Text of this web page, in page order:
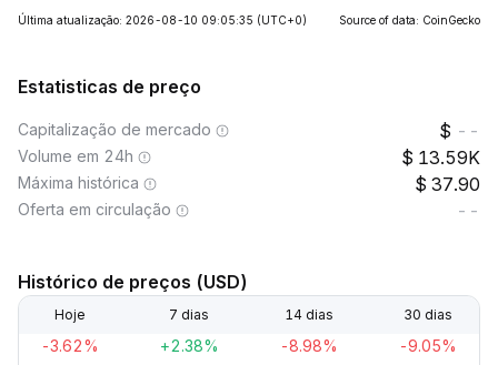
Última atualização: 2026-08-10 09:05:35 (UTC+0) Source of data: CoinGecko
Estatisticas de preço
Capitalização de mercado --
Volume em 24h 13.59K
Máxima histórica 37.90
Oferta em circulação --
Histórico de preços (USD)
Hoje 7 dias 14 dias 30 dias
-3.62% +2.38% -8.98% -9.05%